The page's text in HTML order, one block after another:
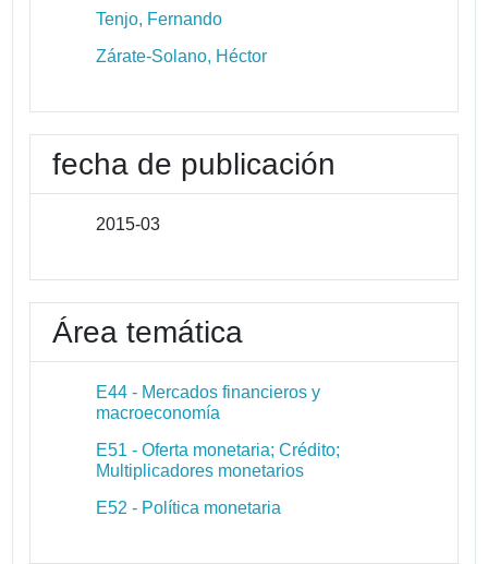
Tenjo, Fernando
Zárate-Solano, Héctor
fecha de publicación
2015-03
Área temática
E44 - Mercados financieros y
macroeconomía
E51 - Oferta monetaria; Crédito;
Multiplicadores monetarios
E52 - Política monetaria